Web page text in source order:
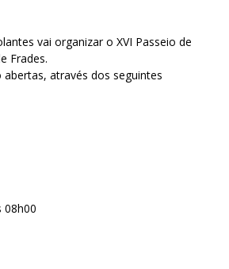
vai organizar o XVI Passeio de
Frades.
através dos seguintes
08h00